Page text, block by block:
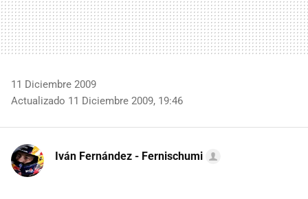
11 Diciembre 2009
Actualizado 11 Diciembre 2009, 19:46
Iván Fernández - Fernischumi